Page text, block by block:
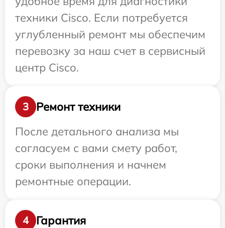
техники Cisco. Если потребуется
углубленный ремонт мы обеспечим
перевозку за наш счет в сервисный
центр Cisco.
3
Ремонт техники
После детального анализа мы
согласуем с вами смету работ,
сроки выполнения и начнем
ремонтные операции.
4
Гарантия